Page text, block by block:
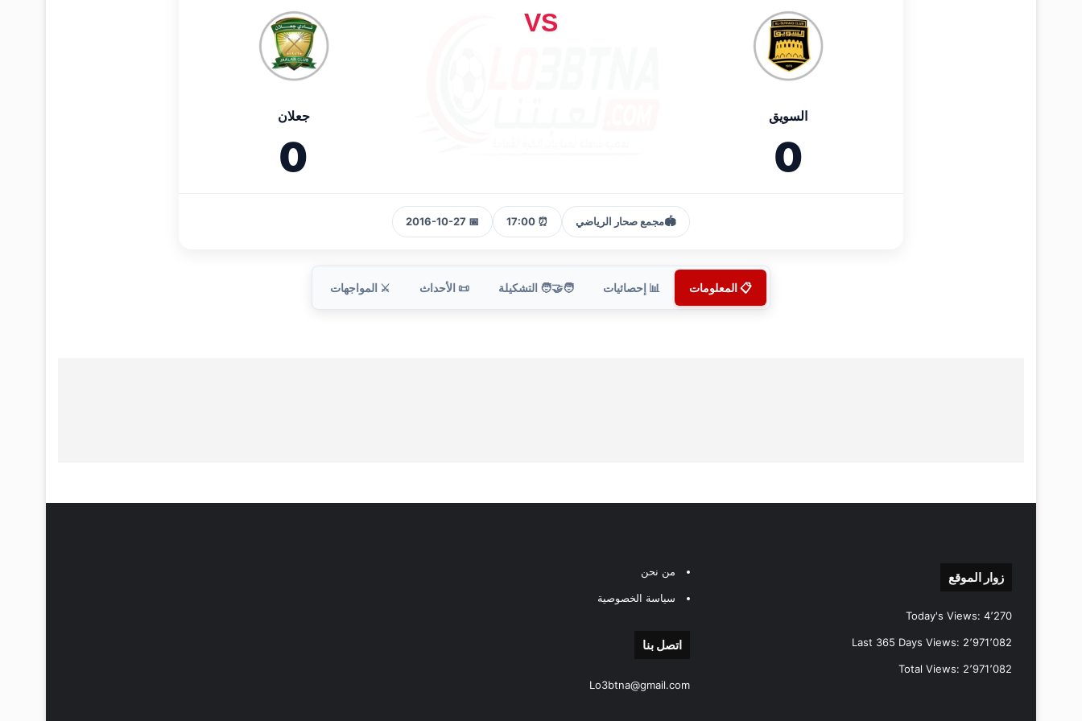
السويق
0
VS
جعلان
0
🏟️مجمع صحار الرياضي ⏰ 17:00
📅 2016-10-27
📋 المعلومات 📊 إحصائيات 🧑‍🤝‍🧑 التشكيلة 📜 الأحداث ⚔️ المواجهات
زوار الموقع
Today's Views: 4٬270
Last 365 Days Views: 2٬971٬082
Total Views: 2٬971٬082
من نحن
سياسة الخصوصية
اتصل بنا
Lo3btna@gmail.com